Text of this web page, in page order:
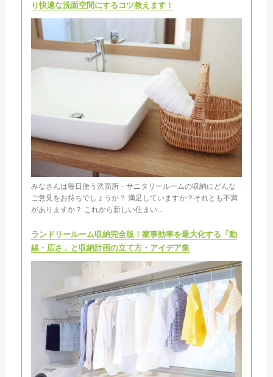
り快適な洗面空間にするコツ教えます！
みなさんは毎日使う洗面所・サニタリールームの収納にどんな
ご意見をお持ちでしょうか？ 満足していますか？それとも不満
がありますか？ これから新しい住まい...
ランドリールーム収納完全版！家事効率を最大化する「動
線・広さ」と収納計画の立て方・アイデア集